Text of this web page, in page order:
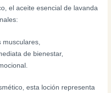
el aceite esencial de lavanda
musculares,
de bienestar,
esta loción representa